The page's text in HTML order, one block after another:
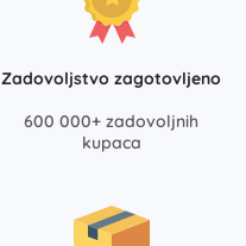
Zadovoljstvo zagotovljeno
600 000+ zadovoljnih
kupaca